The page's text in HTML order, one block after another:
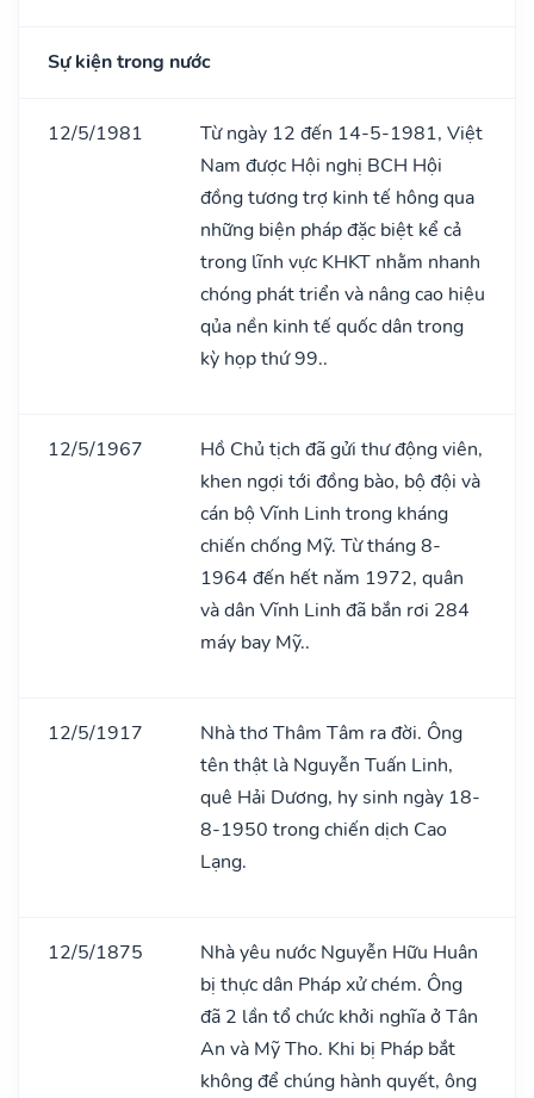
Sự kiện trong nước
12/5/1981
Từ ngày 12 đến 14-5-1981, Việt
Nam được Hội nghị BCH Hội
đồng tương trợ kinh tế hông qua
những biện pháp đặc biệt kể cả
trong lĩnh vực KHKT nhằm nhanh
chóng phát triển và nâng cao hiệu
qủa nền kinh tế quốc dân trong
kỳ họp thứ 99..
12/5/1967
Hồ Chủ tịch đã gửi thư động viên,
khen ngợi tới đồng bào, bộ đội và
cán bộ Vĩnh Linh trong kháng
chiến chống Mỹ. Từ tháng 8-
1964 đến hết nǎm 1972, quân
và dân Vĩnh Linh đã bắn rơi 284
máy bay Mỹ..
12/5/1917
Nhà thơ Thâm Tâm ra đời. Ông
tên thật là Nguyễn Tuấn Linh,
quê Hải Dương, hy sinh ngày 18-
8-1950 trong chiến dịch Cao
Lạng.
12/5/1875
Nhà yêu nước Nguyễn Hữu Huân
bị thực dân Pháp xử chém. Ông
đã 2 lần tổ chức khởi nghĩa ở Tân
An và Mỹ Tho. Khi bị Pháp bắt
không để chúng hành quyết, ông